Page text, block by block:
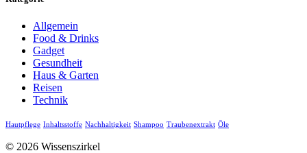
Allgemein
Food & Drinks
Gadget
Gesundheit
Haus & Garten
Reisen
Technik
Hautpflege Inhaltsstoffe Nachhaltigkeit Shampoo Traubenextrakt Öle
© 2026 Wissenszirkel